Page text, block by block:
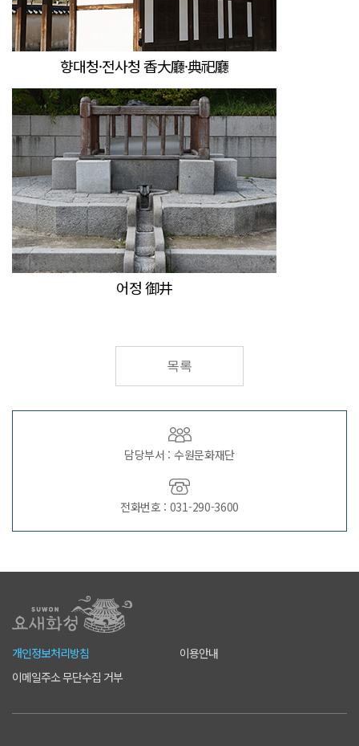
향대청·전사청 香大廳·典祀廳
어정 御井
목록
담당부서 : 수원문화재단
전화번호 : 031-290-3600
개인정보처리방침
이용안내
이메일주소 무단수집 거부